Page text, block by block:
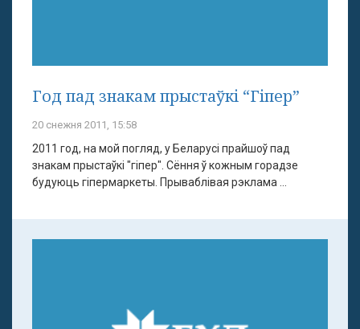
Год пад знакам прыстаўкі “Гіпер”
20 снежня 2011, 15:58
2011 год, на мой погляд, у Беларусі прайшоў пад
знакам прыстаўкі "гіпер". Сёння ў кожным горадзе
будуюць гіпермаркеты. Прываблiвая рэклама ...